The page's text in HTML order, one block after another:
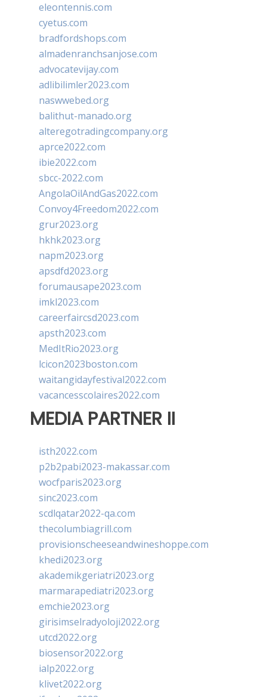
eleontennis.com
cyetus.com
bradfordshops.com
almadenranchsanjose.com
advocatevijay.com
adlibilimler2023.com
naswwebed.org
balithut-manado.org
alteregotradingcompany.org
aprce2022.com
ibie2022.com
sbcc-2022.com
AngolaOilAndGas2022.com
Convoy4Freedom2022.com
grur2023.org
hkhk2023.org
napm2023.org
apsdfd2023.org
forumausape2023.com
imkl2023.com
careerfaircsd2023.com
apsth2023.com
MedItRio2023.org
lcicon2023boston.com
waitangidayfestival2022.com
vacancesscolaires2022.com
MEDIA PARTNER II
isth2022.com
p2b2pabi2023-makassar.com
wocfparis2023.org
sinc2023.com
scdlqatar2022-qa.com
thecolumbiagrill.com
provisionscheeseandwineshoppe.com
khedi2023.org
akademikgeriatri2023.org
marmarapediatri2023.org
emchie2023.org
girisimselradyoloji2022.org
utcd2022.org
biosensor2022.org
ialp2022.org
klivet2022.org